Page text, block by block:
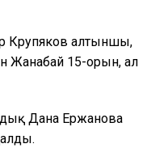
Крупяков алтыншы,
Жанабай 15-орын, ал
Дана Ержанова